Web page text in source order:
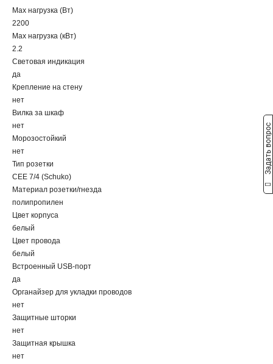
Max нагрузка (Вт)
2200
Max нагрузка (кВт)
2.2
Световая индикация
да
Крепление на стену
нет
Вилка за шкаф
нет
Морозостойкий
нет
Тип розетки
CEE 7/4 (Schuko)
Материал розетки/гнезда
полипропилен
Цвет корпуса
белый
Цвет провода
белый
Встроенный USB-порт
да
Органайзер для укладки проводов
нет
Защитные шторки
нет
Защитная крышка
нет
Задать вопрос